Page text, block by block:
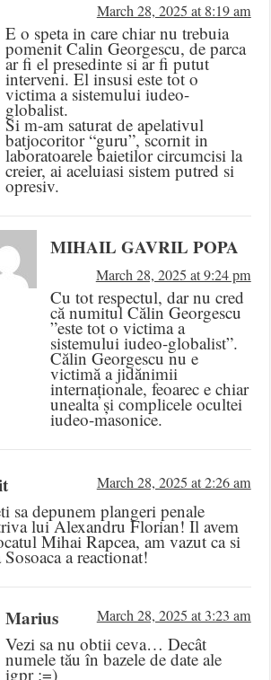
March 28, 2025 at 8:19 am
E o speta in care chiar nu trebuia
pomenit Calin Georgescu, de parca
ar fi el presedinte si ar fi putut
interveni. El insusi este tot o
victima a sistemului iudeo-
globalist.
Si m-am saturat de apelativul
batjocoritor “guru”, scornit in
laboratoarele baietilor circumcisi la
creier, ai aceluiasi sistem putred si
opresiv.
MIHAIL GAVRIL POPA
March 28, 2025 at 9:24 pm
Cu tot respectul, dar nu cred
că numitul Călin Georgescu
”este tot o victima a
sistemului iudeo-globalist”.
Călin Georgescu nu e
victimă a jidănimii
internaționale, feoarec e chiar
unealta și complicele ocultei
iudeo-masonice.
March 28, 2025 at 2:26 am
sa depunem plangeri penale
lui Alexandru Florian! Il avem
Mihai Rapcea, am vazut ca si
a reactionat!
Marius March 28, 2025 at 3:23 am
Vezi sa nu obtii ceva… Decât
numele tău în bazele de date ale
igpr :=)